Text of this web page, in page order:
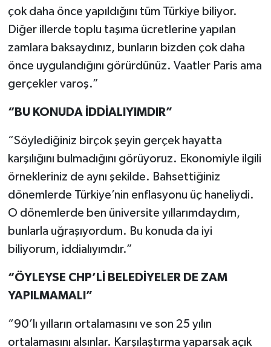
çok daha önce yapıldığını tüm Türkiye biliyor.
Diğer illerde toplu taşıma ücretlerine yapılan
zamlara baksaydınız, bunların bizden çok daha
önce uygulandığını görürdünüz. Vaatler Paris ama
gerçekler varoş.”
“BU KONUDA İDDİALIYIMDIR”
“Söylediğiniz birçok şeyin gerçek hayatta
karşılığını bulmadığını görüyoruz. Ekonomiyle ilgili
örnekleriniz de aynı şekilde. Bahsettiğiniz
dönemlerde Türkiye’nin enflasyonu üç haneliydi.
O dönemlerde ben üniversite yıllarımdaydım,
bunlarla uğraşıyordum. Bu konuda da iyi
biliyorum, iddialıyımdır.”
“ÖYLEYSE CHP’Lİ BELEDİYELER DE ZAM
YAPILMAMALI”
“90’lı yılların ortalamasını ve son 25 yılın
ortalamasını alsınlar. Karşılaştırma yaparsak açık